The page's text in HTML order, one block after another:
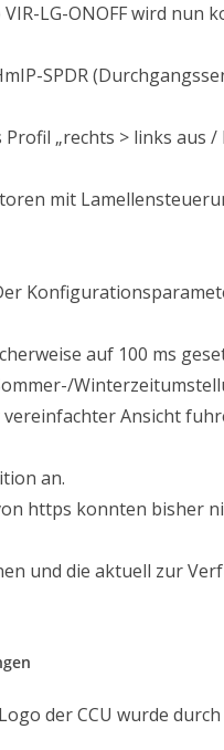
LG-ONOFF wird nun
SPDR
„rechts > links aus /
mit
auf 100 ms
Ansicht
an.
https konnten bisher
und die aktuell zur
der CCU wurde